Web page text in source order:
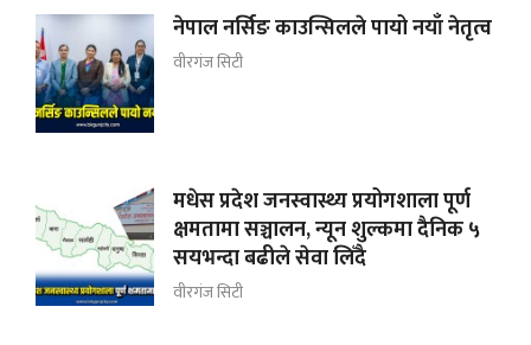
नेपाल नर्सिङ काउन्सिलले पायो नयाँ नेतृत्व
वीरगंज सिटी
मधेस प्रदेश जनस्वास्थ्य प्रयोगशाला पूर्ण
क्षमतामा सञ्चालन, न्यून शुल्कमा दैनिक ५
सयभन्दा बढीले सेवा लिँदै
वीरगंज सिटी